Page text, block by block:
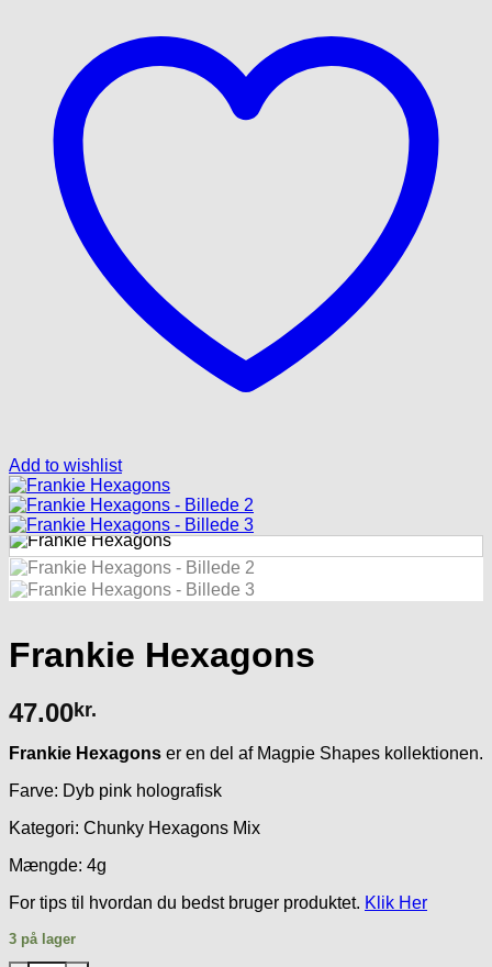
Add to wishlist
Frankie Hexagons
47.00kr.
Frankie Hexagons er en del af Magpie Shapes kollektionen.
Farve: Dyb pink holografisk
Kategori: Chunky Hexagons Mix
Mængde: 4g
For tips til hvordan du bedst bruger produktet. Klik Her
3 på lager